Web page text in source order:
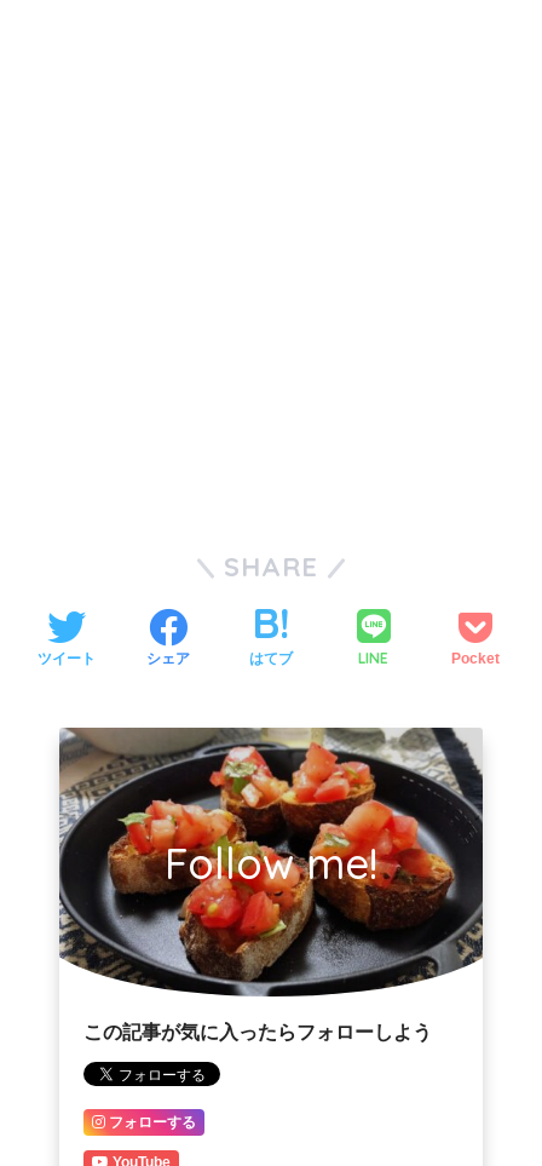
SHARE
ツイート シェア はてブ LINE Pocket
Follow me!
この記事が気に入ったらフォローしよう
フォローする